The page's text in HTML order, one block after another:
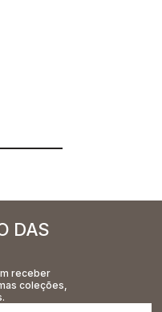
DAS
receber
coleções,